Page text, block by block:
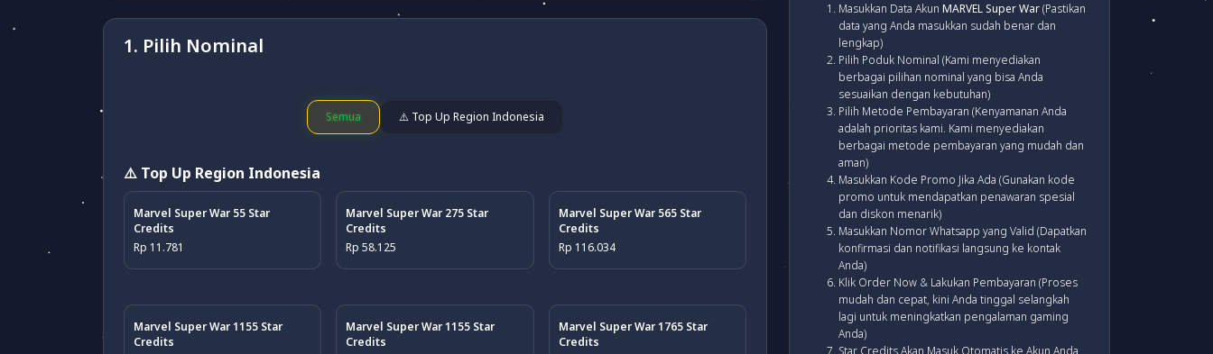
1. Pilih Nominal
Semua ⚠️ Top Up Region Indonesia
⚠️ Top Up Region Indonesia
Marvel Super War 55 Star
Credits
Rp 11.781
Marvel Super War 275 Star
Credits
Rp 58.125
Marvel Super War 565 Star
Credits
Rp 116.034
Marvel Super War 1155 Star
Credits
Marvel Super War 1155 Star
Credits
Marvel Super War 1765 Star
Credits
Masukkan Data Akun MARVEL Super War(Pastikan
data yang Anda masukkan sudah benar dan
lengkap)
Pilih Poduk Nominal (Kami menyediakan
berbagai pilihan nominal yang bisa Anda
sesuaikan dengan kebutuhan)
Pilih Metode Pembayaran (Kenyamanan Anda
adalah prioritas kami. Kami menyediakan
berbagai metode pembayaran yang mudah dan
aman)
Masukkan Kode Promo Jika Ada (Gunakan kode
promo untuk mendapatkan penawaran spesial
dan diskon menarik)
Masukkan Nomor Whatsapp yang Valid (Dapatkan
konfirmasi dan notifikasi langsung ke kontak
Anda)
Klik Order Now & Lakukan Pembayaran (Proses
mudah dan cepat, kini Anda tinggal selangkah
lagi untuk meningkatkan pengalaman gaming
Anda)